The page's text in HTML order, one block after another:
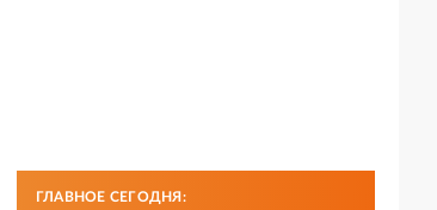
ГЛАВНОЕ СЕГОДНЯ: